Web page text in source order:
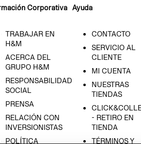
Corporativa
TRABAJAR EN
H&M
ACERCA DEL
GRUPO H&M
RESPONSABILIDAD
SOCIAL
PRENSA
RELACIÓN CON
INVERSIONISTAS
POLÍTICA
Ayuda
CONTACTO
SERVICIO AL
CLIENTE
MI CUENTA
NUESTRAS
TIENDAS
- RETIRO EN
TIENDA
TÉRMINOS Y